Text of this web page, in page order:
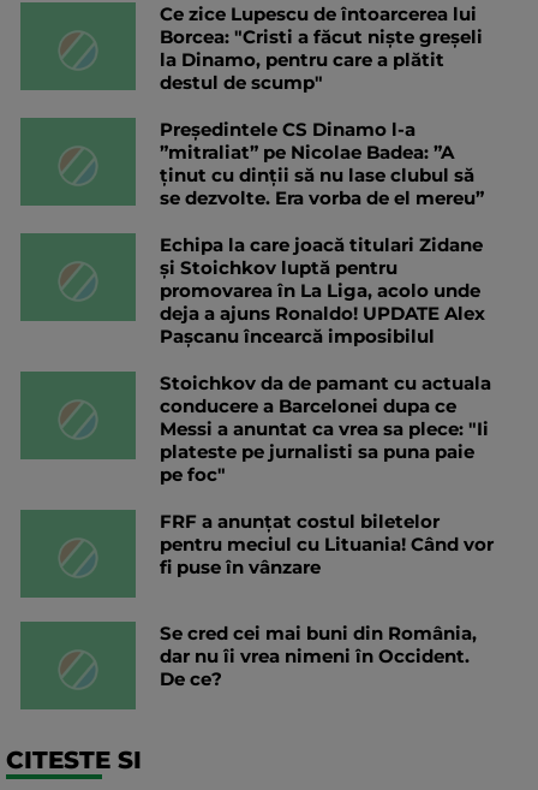
Ce zice Lupescu de întoarcerea lui
Borcea: "Cristi a făcut niște greșeli
la Dinamo, pentru care a plătit
destul de scump"
Președintele CS Dinamo l-a
”mitraliat” pe Nicolae Badea: ”A
ținut cu dinții să nu lase clubul să
se dezvolte. Era vorba de el mereu”
Echipa la care joacă titulari Zidane
și Stoichkov luptă pentru
promovarea în La Liga, acolo unde
deja a ajuns Ronaldo! UPDATE Alex
Pașcanu încearcă imposibilul
Stoichkov da de pamant cu actuala
conducere a Barcelonei dupa ce
Messi a anuntat ca vrea sa plece: "Ii
plateste pe jurnalisti sa puna paie
pe foc"
FRF a anunțat costul biletelor
pentru meciul cu Lituania! Când vor
fi puse în vânzare
Se cred cei mai buni din România,
dar nu îi vrea nimeni în Occident.
De ce?
CITESTE SI